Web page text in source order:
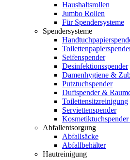
Haushaltsrollen
Jumbo Rollen
Für Spendersysteme
Spendersysteme
Seifenspender
Desinfektionsspender
Damenhygiene &
Putztuchspender
Duftspender &
Toilettensitzreinigung
Serviettenspender
Abfallentsorgung
Abfallsäcke
Abfallbehälter
Hautreinigung